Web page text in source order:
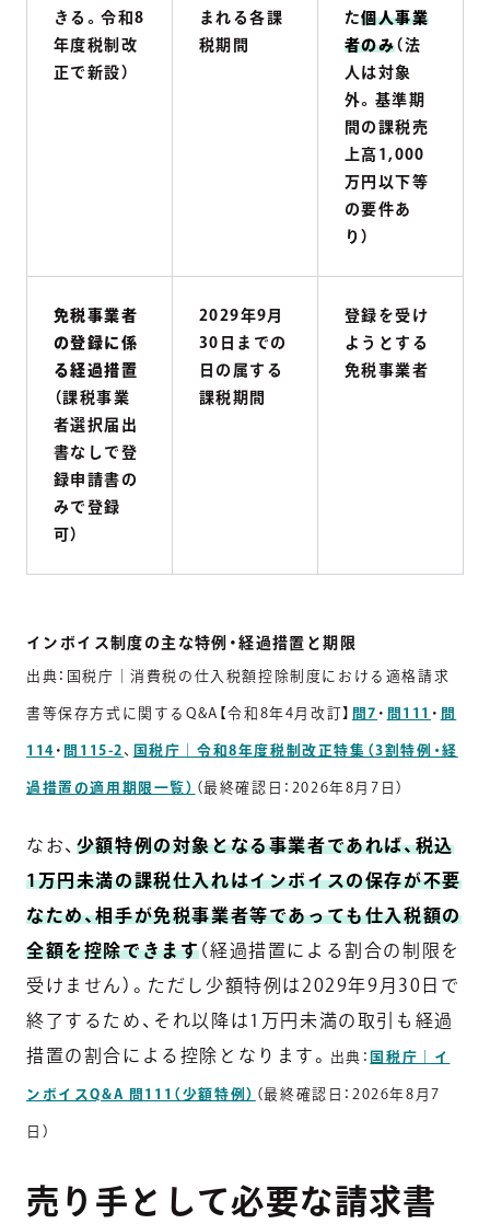
きる。令和8
年度税制改
正で新設）
まれる各課
税期間
た個人事業
者のみ（法
人は対象
外。基準期
間の課税売
上高1,000
万円以下等
の要件あ
り）
免税事業者
の登録に係
る経過措置
（課税事業
者選択届出
書なしで登
録申請書の
みで登録
可）
2029年9月
30日までの
日の属する
課税期間
登録を受け
ようとする
免税事業者
インボイス制度の主な特例・経過措置と期限
出典：国税庁｜消費税の仕入税額控除制度における適格請求
書等保存方式に関するQ&A【令和8年4月改訂】 問7 ・ 問111 ・ 問
114 ・ 問115-2、 国税庁｜令和8年度税制改正特集（3割特例・経
過措置の適用期限一覧） （最終確認日：2026年8月7日）
なお、 少額特例の対象となる事業者であれば、税込
1万円未満の課税仕入れはインボイスの保存が不要
なため、相手が免税事業者等であっても仕入税額の
全額を控除できます（経過措置による割合の制限を
受けません）。ただし少額特例は2029年9月30日で
終了するため、それ以降は1万円未満の取引も経過
措置の割合による控除となります。
出典： 国税庁｜イ
ンボイスQ&A 問111（少額特例） （最終確認日：2026年8月7
日）
売り手として必要な請求書